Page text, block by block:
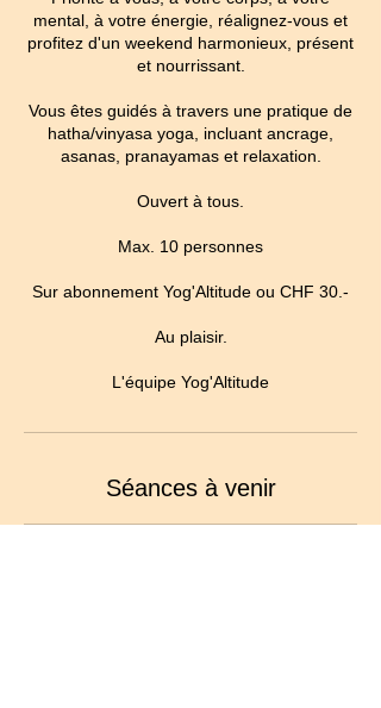
mental, à votre énergie, réalignez-vous et
profitez d'un weekend harmonieux, présent
et nourrissant.
Vous êtes guidés à travers une pratique de
hatha/vinyasa yoga, incluant ancrage,
asanas, pranayamas et relaxation.
Ouvert à tous.
Max. 10 personnes
Sur abonnement Yog'Altitude ou CHF 30.-
Au plaisir.
L'équipe Yog'Altitude
Séances à venir